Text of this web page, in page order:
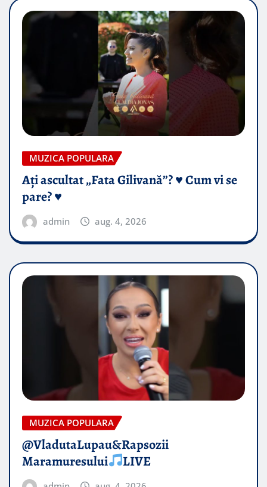
MUZICA POPULARA
Ați ascultat „Fata Gilivană”? ♥️ Cum vi se
pare? ♥️
admin aug. 4, 2026
MUZICA POPULARA
@VladutaLupau&Rapsozii
Maramuresului
LIVE